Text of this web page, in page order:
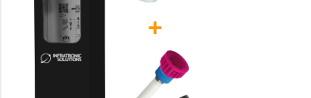
+